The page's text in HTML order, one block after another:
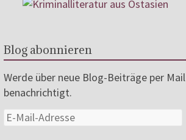
Blog abonnieren
Werde über neue Blog-Beiträge per Mail
benachrichtigt.